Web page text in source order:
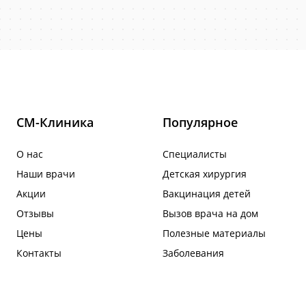
СМ-Клиника
О нас
Наши врачи
Акции
Отзывы
Цены
Контакты
Популярное
Специалисты
Детская хирургия
Вакцинация детей
Вызов врача на дом
Полезные материалы
Заболевания